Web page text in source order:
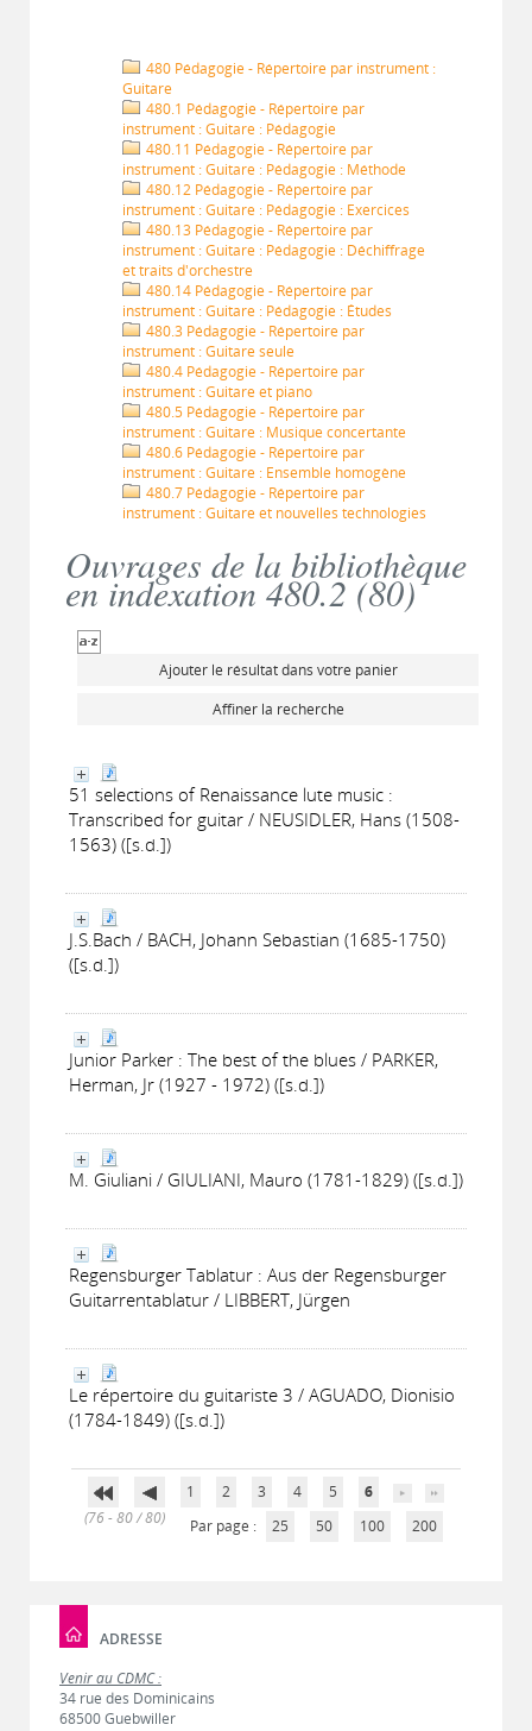
480 Pédagogie - Répertoire par instrument :
Guitare
480.1 Pédagogie - Répertoire par
instrument : Guitare : Pédagogie
480.11 Pédagogie - Répertoire par
instrument : Guitare : Pédagogie : Méthode
480.12 Pédagogie - Répertoire par
instrument : Guitare : Pédagogie : Exercices
480.13 Pédagogie - Répertoire par
instrument : Guitare : Pédagogie : Déchiffrage
et traits d'orchestre
480.14 Pédagogie - Répertoire par
instrument : Guitare : Pédagogie : Études
480.3 Pédagogie - Répertoire par
instrument : Guitare seule
480.4 Pédagogie - Répertoire par
instrument : Guitare et piano
480.5 Pédagogie - Répertoire par
instrument : Guitare : Musique concertante
480.6 Pédagogie - Répertoire par
instrument : Guitare : Ensemble homogène
480.7 Pédagogie - Répertoire par
instrument : Guitare et nouvelles technologies
Ouvrages de la bibliothèque
en indexation 480.2 (80)
Ajouter le résultat dans votre panier
Affiner la recherche
51 selections of Renaissance lute music :
Transcribed for guitar / NEUSIDLER, Hans (1508-
1563) ([s.d.])
J.S.Bach / BACH, Johann Sebastian (1685-1750)
([s.d.])
Junior Parker : The best of the blues / PARKER,
Herman, Jr (1927 - 1972) ([s.d.])
M. Giuliani / GIULIANI, Mauro (1781-1829) ([s.d.])
Regensburger Tablatur : Aus der Regensburger
Guitarrentablatur / LIBBERT, Jürgen
Le répertoire du guitariste 3 / AGUADO, Dionisio
(1784-1849) ([s.d.])
1 2 3 4 5
6
(76 - 80 / 80)
Par page : 25 50 100 200
ADRESSE
Venir au CDMC :
34 rue des Dominicains
68500 Guebwiller